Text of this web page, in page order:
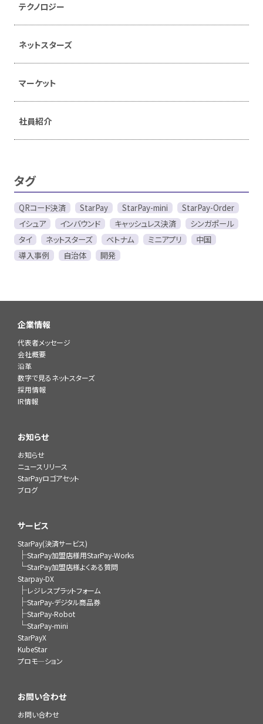
テクノロジー
ネットスターズ
マーケット
社員紹介
タグ
QRコード決済 StarPay StarPay-mini
StarPay-Order
イシュア
インバウンド キャッシュレス決済
シンガポール
タイ
ネットスターズ ベトナム ミニアプリ
中国
導入事例
自治体 開発
企業情報
代表者メッセージ
会社概要
沿革
数字で見るネットスターズ
採用情報
IR情報
お知らせ
お知らせ
ニュースリリース
StarPayロゴアセット
ブログ
サービス
StarPay(決済サービス)
├StarPay加盟店様用StarPay-Works
└StarPay加盟店様よくある質問
Starpay-DX
├レジレスプラットフォーム
├StarPay-デジタル商品券
├StarPay-Robot
└StarPay-mini
StarPayX
KubeStar
プロモ―ション
お問い合わせ
お問い合わせ